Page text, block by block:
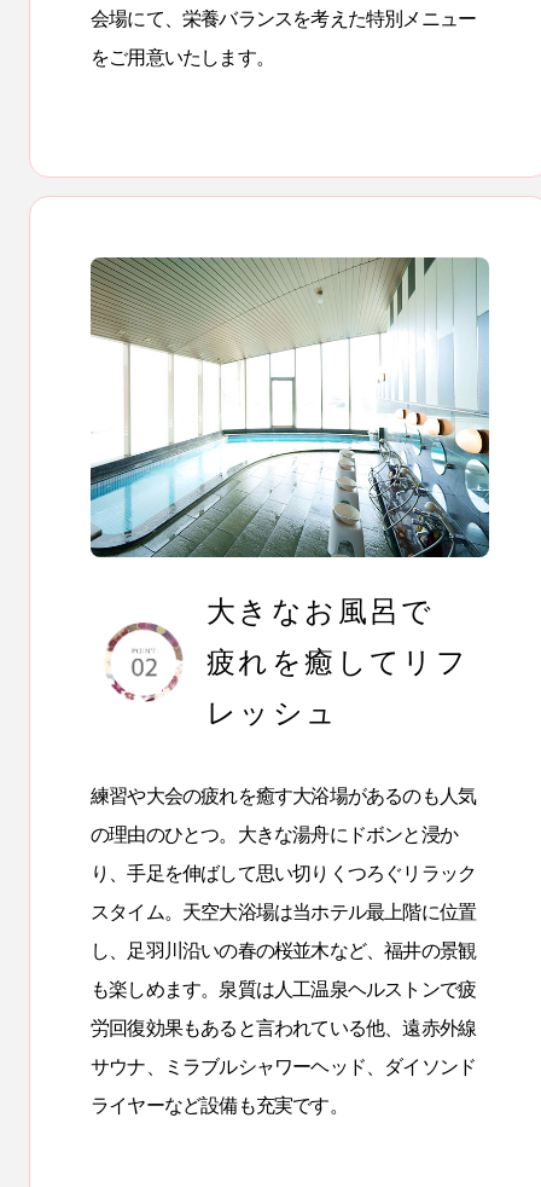
会場にて、栄養バランスを考えた特別メニュー
をご用意いたします。
大きなお風呂で
疲れを癒してリフ
レッシュ
練習や大会の疲れを癒す大浴場があるのも人気
の理由のひとつ。大きな湯舟にドボンと浸か
り、手足を伸ばして思い切りくつろぐリラック
スタイム。天空大浴場は当ホテル最上階に位置
し、足羽川沿いの春の桜並木など、福井の景観
も楽しめます。泉質は人工温泉ヘルストンで疲
労回復効果もあると言われている他、遠赤外線
サウナ、ミラブルシャワーヘッド、ダイソンド
ライヤーなど設備も充実です。